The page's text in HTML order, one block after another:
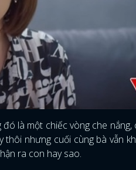
là một chiếc vòng che
nhưng cuối cùng bà vẫn
ra con hay sao.